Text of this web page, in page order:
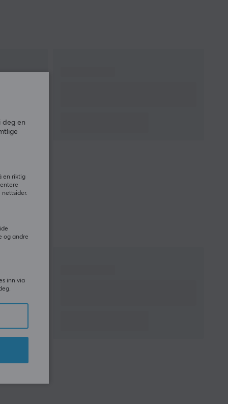
deg en
en riktig
og andre
inn via